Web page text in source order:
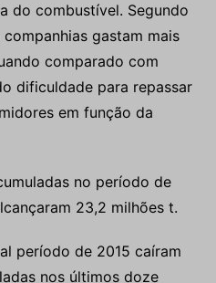
do combustível. Segundo
gastam mais
comparado com
dificuldade para repassar
em função da
no período de
23,2 milhões t.
período de 2015 caíram
nos últimos doze